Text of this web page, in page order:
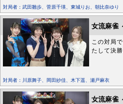
対局者：武田雛歩、菅原千瑛、東城りお、朝比奈ゆり
女流麻雀
この対局
たして決
対局者：川原舞子、岡田紗佳、木下遥、瀬戸麻衣
女流麻雀